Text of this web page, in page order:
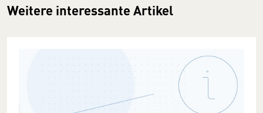
Weitere interessante Artikel